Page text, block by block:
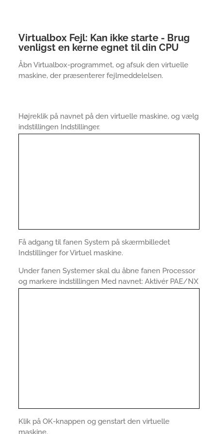
Virtualbox Fejl: Kan ikke starte - Brug
venligst en kerne egnet til din CPU
Åbn Virtualbox-programmet, og afsuk den virtuelle
maskine, der præsenterer fejlmeddelelsen.
Højreklik på navnet på den virtuelle maskine, og vælg
indstillingen Indstillinger.
Få adgang til fanen System på skærmbilledet
Indstillinger for Virtuel maskine.
Under fanen Systemer skal du åbne fanen Processor
og markere indstillingen Med navnet: Aktivér PAE/NX
Klik på OK-knappen og genstart den virtuelle
maskine.